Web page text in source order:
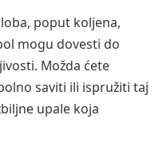
poput koljena,
mogu dovesti do
Možda ćete
saviti ili ispružiti taj
upale koja